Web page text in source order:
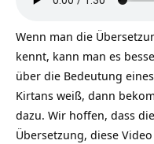
Wenn man die
kennt, kann man es
über die Bedeutung
Kirtans weiß, dann
dazu. Wir hoffen, dass
Übersetzung, diese